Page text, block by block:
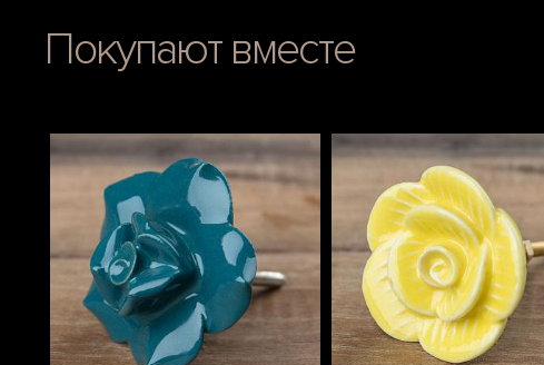
Покупают вместе